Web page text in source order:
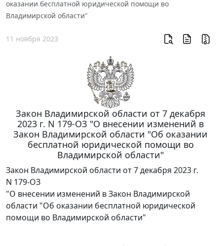
оказании бесплатной юридической помощи во
Владимирской области"
11 ноября 2023
Закон Владимирской области от 7 декабря
2023 г. N 179-ОЗ "О внесении изменений в
Закон Владимирской области "Об оказании
бесплатной юридической помощи во
Владимирской области"
Закон Владимирской области от 7 декабря 2023 г.
N 179-ОЗ
"О внесении изменений в Закон Владимирской
области "Об оказании бесплатной юридической
помощи во Владимирской области"